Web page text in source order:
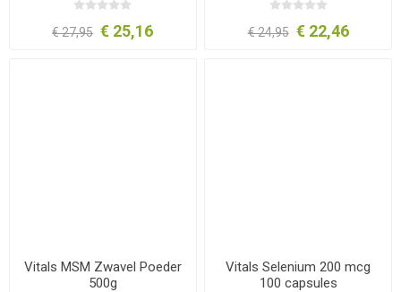
€ 27,95 € 25,16 € 24,95 € 22,46
Vitals MSM Zwavel Poeder
500g
Vitals Selenium 200 mcg
100 capsules